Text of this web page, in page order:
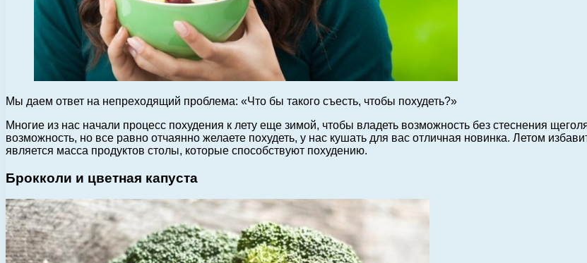
Мы даем ответ на непреходящий проблема: «Что бы такого съесть, чтобы похудеть?»
Многие из нас начали процесс похудения к лету еще зимой, чтобы владеть возможность без стеснения
возможность, но все равно отчаянно желаете похудеть, у нас кушать для вас отличная новинка. Летом
является масса продуктов столы, которые способствуют похудению.
Брокколи и цветная капуста